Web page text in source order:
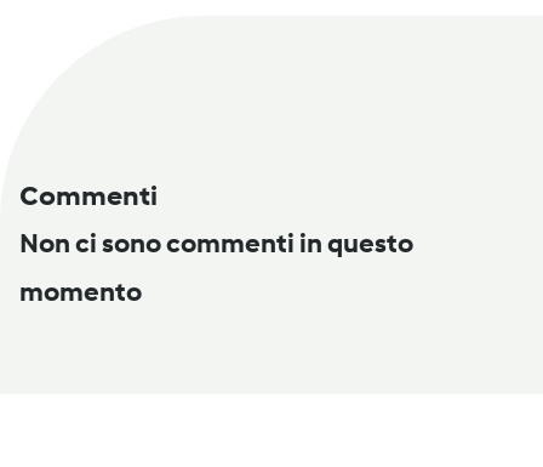
Commenti
Non ci sono commenti in questo
momento